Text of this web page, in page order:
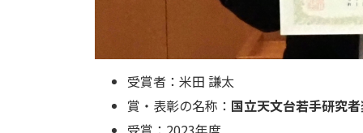
受賞者：米田 謙太
賞・表彰の名称： 国立天文台若手研究